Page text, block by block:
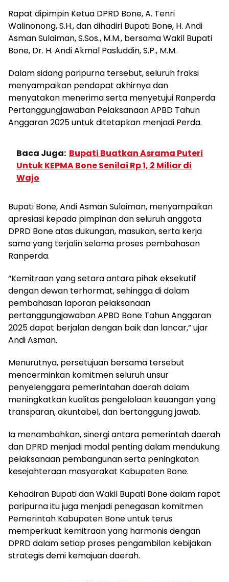
Rapat dipimpin Ketua DPRD Bone, A. Tenri
Walinonong, S.H., dan dihadiri Bupati Bone, H. Andi
Asman Sulaiman, S.Sos., M.M., bersama Wakil Bupati
Bone, Dr. H. Andi Akmal Pasluddin, S.P., M.M.
Dalam sidang paripurna tersebut, seluruh fraksi
menyampaikan pendapat akhirnya dan
menyatakan menerima serta menyetujui Ranperda
Pertanggungjawaban Pelaksanaan APBD Tahun
Anggaran 2025 untuk ditetapkan menjadi Perda.
Baca Juga: Bupati Buatkan Asrama Puteri
Untuk KEPMA Bone Senilai Rp 1, 2 Miliar di
Wajo
Bupati Bone, Andi Asman Sulaiman, menyampaikan
apresiasi kepada pimpinan dan seluruh anggota
DPRD Bone atas dukungan, masukan, serta kerja
sama yang terjalin selama proses pembahasan
Ranperda.
“Kemitraan yang setara antara pihak eksekutif
dengan dewan terhormat, sehingga di dalam
pembahasan laporan pelaksanaan
pertanggungjawaban APBD Bone Tahun Anggaran
2025 dapat berjalan dengan baik dan lancar,” ujar
Andi Asman.
Menurutnya, persetujuan bersama tersebut
mencerminkan komitmen seluruh unsur
penyelenggara pemerintahan daerah dalam
meningkatkan kualitas pengelolaan keuangan yang
transparan, akuntabel, dan bertanggung jawab.
Ia menambahkan, sinergi antara pemerintah daerah
dan DPRD menjadi modal penting dalam mendukung
pelaksanaan pembangunan serta peningkatan
kesejahteraan masyarakat Kabupaten Bone.
Kehadiran Bupati dan Wakil Bupati Bone dalam rapat
paripurna itu juga menjadi penegasan komitmen
Pemerintah Kabupaten Bone untuk terus
memperkuat kemitraan yang harmonis dengan
DPRD dalam setiap proses pengambilan kebijakan
strategis demi kemajuan daerah.